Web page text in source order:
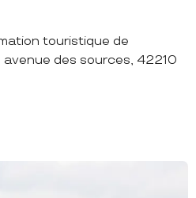
touristique de
des sources, 42210